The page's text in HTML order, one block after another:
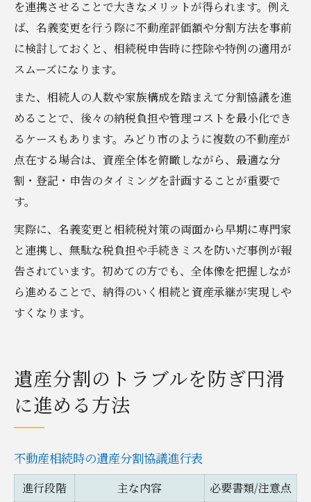
を連携させることで大きなメリットが得られます。例え
ば、名義変更を行う際に不動産評価額や分割方法を事前
に検討しておくと、相続税申告時に控除や特例の適用が
スムーズになります。
また、相続人の人数や家族構成を踏まえて分割協議を進
めることで、後々の納税負担や管理コストを最小化でき
るケースもあります。みどり市のように複数の不動産が
点在する場合は、資産全体を俯瞰しながら、最適な分
割・登記・申告のタイミングを計画することが重要で
す。
実際に、名義変更と相続税対策の両面から早期に専門家
と連携し、無駄な税負担や手続きミスを防いだ事例が報
告されています。初めての方でも、全体像を把握しなが
ら進めることで、納得のいく相続と資産承継が実現しや
すくなります。
遺産分割のトラブルを防ぎ円滑
に進める方法
不動産相続時の遺産分割協議進行表
進行段階 主な内容
必要書類/注意点